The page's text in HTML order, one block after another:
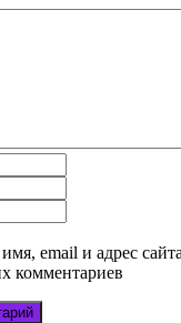
email и адрес
комментариев